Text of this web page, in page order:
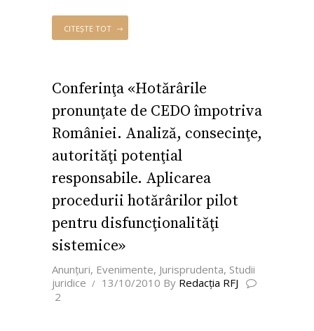
CITEȘTE TOT
Conferinţa «Hotărârile
pronunţate de CEDO împotriva
României. Analiză, consecinţe,
autorităţi potenţial
responsabile. Aplicarea
procedurii hotărârilor pilot
pentru disfuncţionalităţi
sistemice»
Anunţuri, Evenimente, Jurisprudenta, Studii
juridice
13/10/2010 By Redacţia RFJ
2